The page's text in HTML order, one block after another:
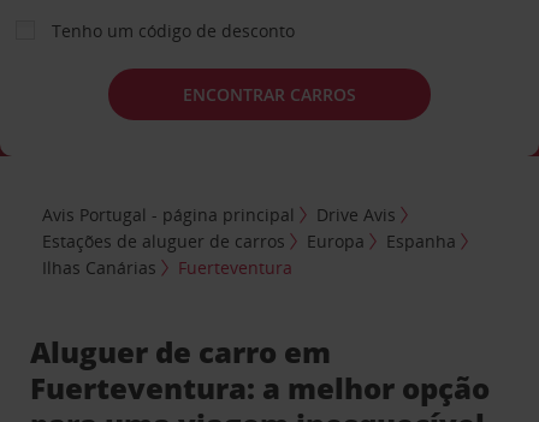
Tenho um código de desconto
ENCONTRAR CARROS
Avis Portugal - página principal
Drive Avis
Estações de aluguer de carros
Europa
Espanha
Ilhas Canárias
Fuerteventura
Aluguer de carro em
Fuerteventura: a melhor opção